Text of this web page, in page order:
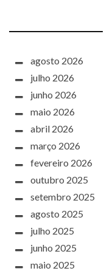
agosto 2026
julho 2026
junho 2026
maio 2026
abril 2026
março 2026
fevereiro 2026
outubro 2025
setembro 2025
agosto 2025
julho 2025
junho 2025
maio 2025